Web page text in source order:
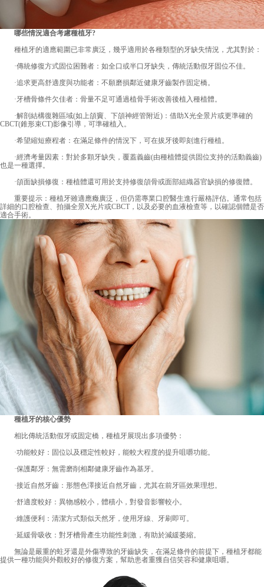
哪些情況適合考慮種植牙?
種植牙的適應範圍已非常廣泛，幾乎適用於各種類型的牙缺失情況，尤其對於：
·傳統修復方式固位困難者：如全口或半口牙缺失，傳統活動假牙固位不佳。
·追求更高舒適度與功能者：不願磨損鄰近健康牙齒製作固定橋。
·牙槽骨條件欠佳者：骨量不足可通過植骨手術改善後植入種植體。
·解剖結構復雜區域(如上頜竇、下頜神經管附近)：借助X光全景片或更準確的
CBCT(錐形束CT)影像引導，可準確植入。
·希望縮短療程者：在滿足條件的情況下，可在拔牙後即刻進行種植。
·經濟考量因素：對於多顆牙缺失，覆蓋義齒(由種植體提供固位支持的活動義齒)
也是一種選擇。
·頜面缺損修復：種植體還可用於支持修復頜骨或面部組織器官缺損的修復體。
重要提示：種植牙雖適應癥廣泛，但仍需專業口腔醫生進行嚴格評估。通常包括
詳細的口腔檢查、拍攝全景X光片或CBCT，以及必要的血液檢查等，以確認個體是否
適合手術。
種植牙的核心優勢
相比傳統活動假牙或固定橋，種植牙展現出多項優勢：
·功能較好：固位以及穩定性較好，能較大程度的提升咀嚼功能。
·保護鄰牙：無需磨削相鄰健康牙齒作為基牙。
·接近自然牙齒：形態色澤接近自然牙齒，尤其在前牙區效果理想。
·舒適度較好：異物感較小，體積小，對發音影響較小。
·維護便利：清潔方式類似天然牙，使用牙線、牙刷即可。
·延緩骨吸收：對牙槽骨產生功能性刺激，有助於減緩萎縮。
無論是嚴重的蛀牙還是外傷導致的牙齒缺失，在滿足條件的前提下，種植牙都能
提供一種功能與外觀較好的修復方案，幫助患者重獲自信笑容和健康咀嚼。